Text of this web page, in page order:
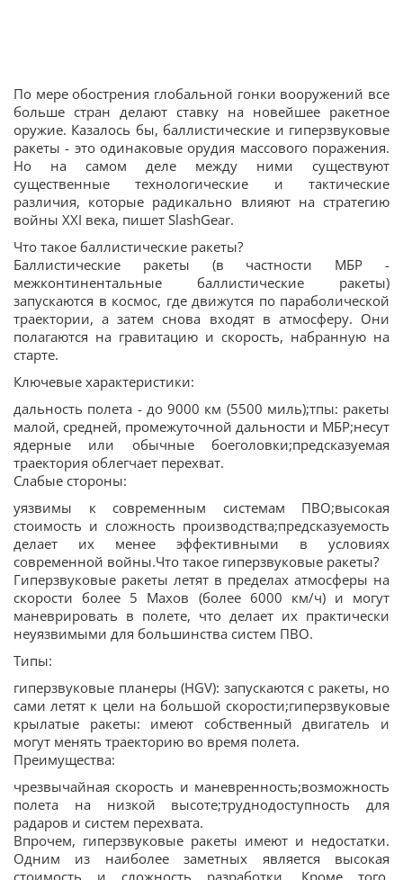
По мере обострения глобальной гонки вооружений все
больше стран делают ставку на новейшее ракетное
оружие. Казалось бы, баллистические и гиперзвуковые
ракеты - это одинаковые орудия массового поражения.
Но на самом деле между ними существуют
существенные технологические и тактические
различия, которые радикально влияют на стратегию
войны XXI века, пишет SlashGear.
Что такое баллистические ракеты?
Баллистические ракеты (в частности МБР -
межконтинентальные баллистические ракеты)
запускаются в космос, где движутся по параболической
траектории, а затем снова входят в атмосферу. Они
полагаются на гравитацию и скорость, набранную на
старте.
Ключевые характеристики:
дальность полета - до 9000 км (5500 миль);тпы: ракеты
малой, средней, промежуточной дальности и МБР;несут
ядерные или обычные боеголовки;предсказуемая
траектория облегчает перехват.
Слабые стороны:
уязвимы к современным системам ПВО;высокая
стоимость и сложность производства;предсказуемость
делает их менее эффективными в условиях
современной войны.Что такое гиперзвуковые ракеты?
Гиперзвуковые ракеты летят в пределах атмосферы на
скорости более 5 Махов (более 6000 км/ч) и могут
маневрировать в полете, что делает их практически
неуязвимыми для большинства систем ПВО.
Типы:
гиперзвуковые планеры (HGV): запускаются с ракеты, но
сами летят к цели на большой скорости;гиперзвуковые
крылатые ракеты: имеют собственный двигатель и
могут менять траекторию во время полета.
Преимущества:
чрезвычайная скорость и маневренность;возможность
полета на низкой высоте;труднодоступность для
радаров и систем перехвата.
Впрочем, гиперзвуковые ракеты имеют и недостатки.
Одним из наиболее заметных является высокая
стоимость и сложность разработки. Кроме того,